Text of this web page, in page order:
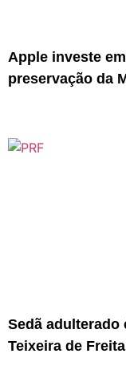
Apple investe
preservação da
Sedã adulterado
Teixeira de